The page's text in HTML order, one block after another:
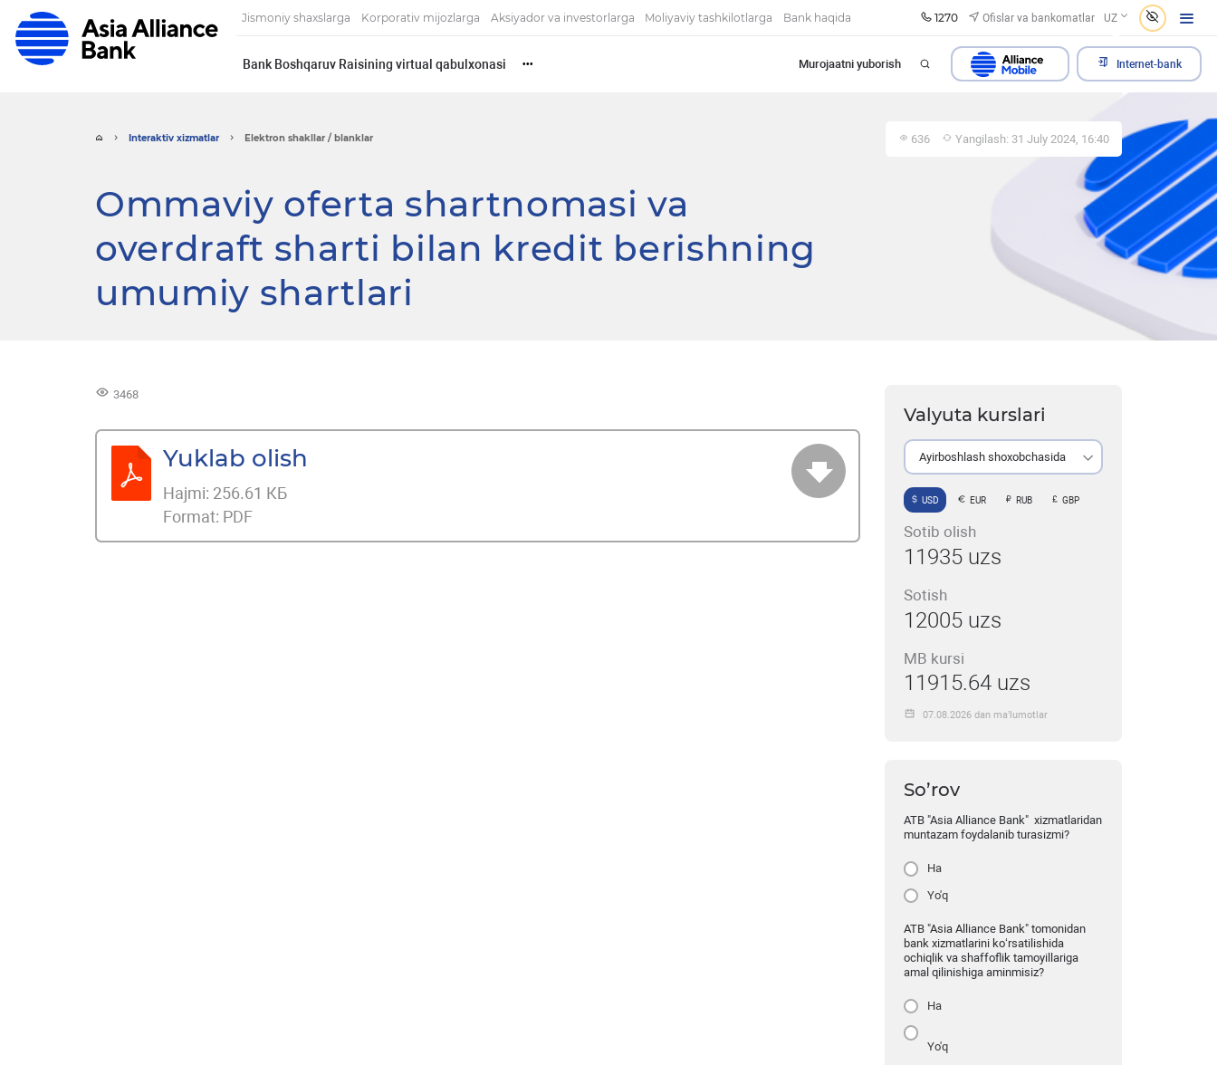
Jismoniy shaxslarga Korporativ mijozlarga Aksiyador va investorlarga Moliyaviy tashkilotlarga Bank haqida 1270 Ofislar va bankomatlar UZ
Bank Boshqaruv Raisining virtual qabulxonasi ••• Murojaatni yuborish Internet-bank
Interaktiv xizmatlar Elektron shakllar / blanklar 636 Yangilash: 31 July 2024, 16:40
Ommaviy oferta shartnomasi va
overdraft sharti bilan kredit berishning
umumiy shartlari
3468
Yuklab olish
Hajmi: 256.61 КБ
Format: PDF
Valyuta kurslari
Ayirboshlash shoxobchasida
USD EUR RUB GBP
Sotib olish
11935 uzs
Sotish
12005 uzs
MB kursi
11915.64 uzs
07.08.2026 dan ma’lumotlar
So’rov
ATB "Asia Alliance Bank" xizmatlaridan
muntazam foydalanib turasizmi?
Ha
Yo'q
ATB "Asia Alliance Bank" tomonidan
bank xizmatlarini ko‘rsatilishida
ochiqlik va shaffoflik tamoyillariga
amal qilinishiga aminmisiz?
Ha
Yo'q